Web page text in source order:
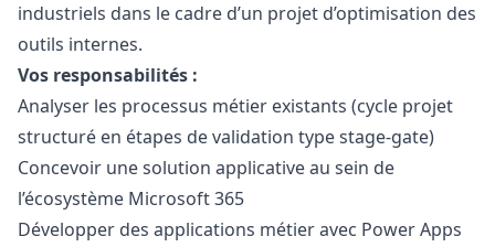
industriels dans le cadre d’un projet d’optimisation des
outils internes.
Vos responsabilités :
Analyser les processus métier existants (cycle projet
structuré en étapes de validation type stage-gate)
Concevoir une solution applicative au sein de
l’écosystème Microsoft 365
Développer des applications métier avec Power Apps